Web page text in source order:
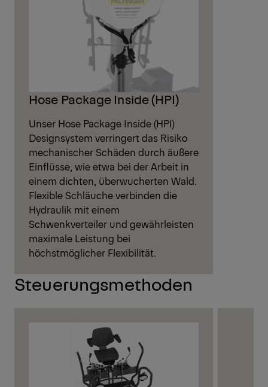
Hose Package Inside (HPI)
Unser Hose Package Inside (HPI)
Designsystem verringert das Risiko
mechanischer Schäden durch äußere
Einflüsse, wie etwa bei der Arbeit in
einem dichten, überwucherten Wald.
Flexible Schläuche verbinden die
Hydraulik mit einem
Schwenkverteiler und gewährleisten
maximale Leistung bei
höchstmöglicher Flexibilität.
Steuerungsmethoden